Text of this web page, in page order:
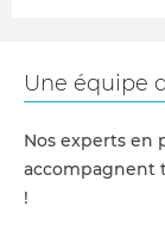
Une équipe
Nos experts en
accompagnent
!